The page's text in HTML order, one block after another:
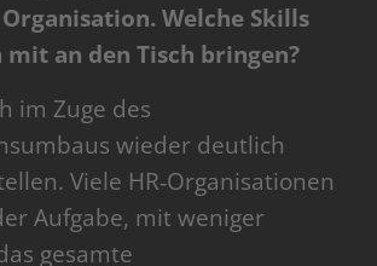
Welche Skills
mit an den Tisch bringen?
im Zuge des
wieder deutlich
Viele HR‑Organisationen
Aufgabe, mit weniger
gesamte